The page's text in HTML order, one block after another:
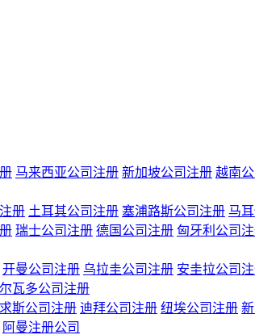
马来西亚公司注册 新加坡公司注册 越南
册 土耳其公司注册 塞浦路斯公司注册 马
瑞士公司注册 德国公司注册 匈牙利公司
开曼公司注册 乌拉圭公司注册 安圭拉公司
瓦多公司注册
斯公司注册 迪拜公司注册 纽埃公司注册
阿曼注册公司